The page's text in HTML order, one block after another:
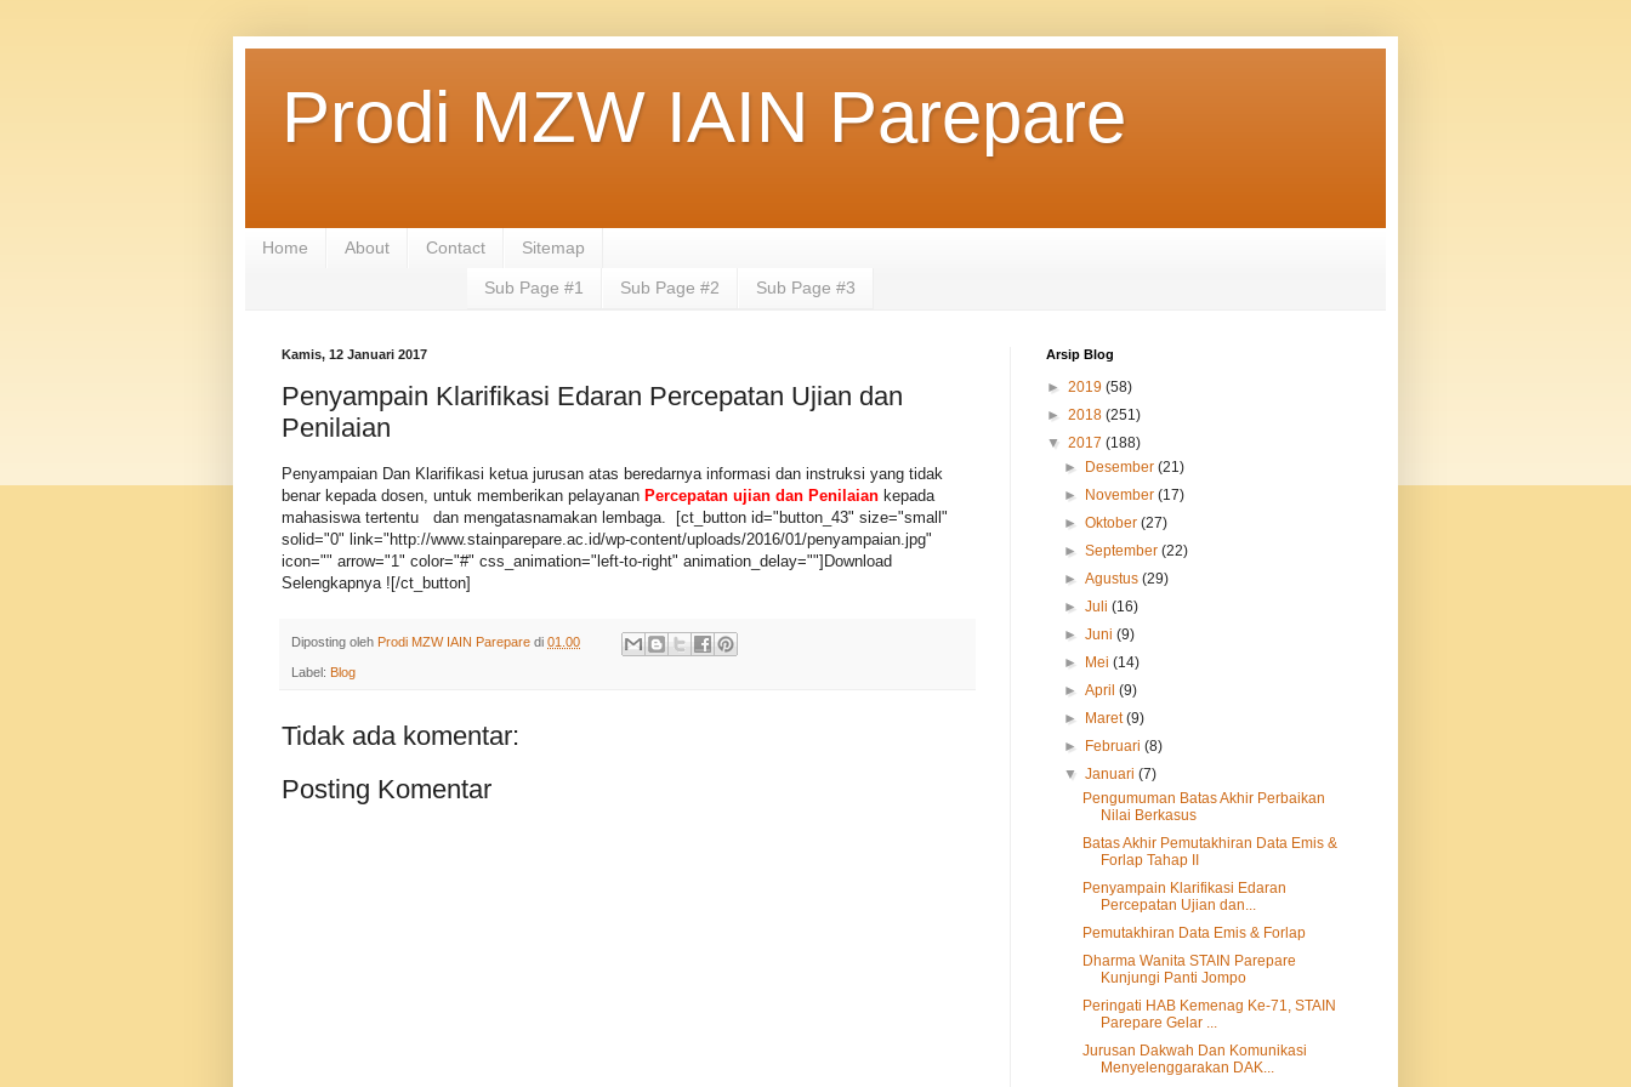
Prodi MZW IAIN Parepare
Home About Contact Sitemap
Sub Page #1 Sub Page #2 Sub Page #3
Kamis, 12 Januari 2017
Penyampain Klarifikasi Edaran Percepatan Ujian dan
Penilaian
Penyampaian Dan Klarifikasi ketua jurusan atas beredarnya informasi dan instruksi yang tidak
benar kepada dosen, untuk memberikan pelayanan Percepatan ujian dan Penilaian kepada
mahasiswa tertentu dan mengatasnamakan lembaga. [ct_button id="button_43" size="small"
solid="0" link="http://www.stainparepare.ac.id/wp-content/uploads/2016/01/penyampaian.jpg"
icon="" arrow="1" color="#" css_animation="left-to-right" animation_delay=""]Download
Selengkapnya ![/ct_button]
Diposting oleh Prodi MZW IAIN Parepare di 01.00
Label: Blog
Tidak ada komentar:
Posting Komentar
Arsip Blog
► 2019 (58)
► 2018 (251)
▼ 2017 (188)
► Desember(21)
► November(17)
►Oktober(27)
►September(22)
►Agustus(29)
►Juli(16)
►Juni(9)
► Mei(14)
►April(9)
► Maret(9)
► Februari(8)
▼Januari(7)
Pengumuman Batas Akhir Perbaikan
Nilai Berkasus
Batas Akhir Pemutakhiran Data Emis &
Forlap Tahap II
Penyampain Klarifikasi Edaran
Percepatan Ujian dan...
Pemutakhiran Data Emis & Forlap
Dharma Wanita STAIN Parepare
Kunjungi Panti Jompo
Peringati HAB Kemenag Ke-71, STAIN
Parepare Gelar ...
Jurusan Dakwah Dan Komunikasi
Menyelenggarakan DAK...